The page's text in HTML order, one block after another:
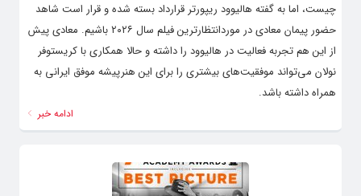
چیست، اما به گفته هالیوود ریپورتر قرارداد بسته شده و قرار است شاهد
حضور پیمان معادی در موردانتظارترین فیلم سال ۲۰۲۶ باشیم. معادی پیش
از این هم تجربه فعالیت در هالیوود را داشته و حالا همکاری با کریستوفر
نولان می‌تواند موفقیت‌‌های بیشتری را برای این هنرپیشه‌ موفق ایرانی به
همراه داشته باشد.
ادامه خبر